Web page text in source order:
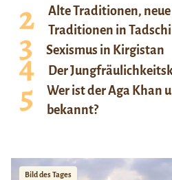
Alte Traditionen,
Traditionen in
Sexismus in Kirgistan
Der
Wer ist der Aga Khan
bekannt?
Bild des Tages